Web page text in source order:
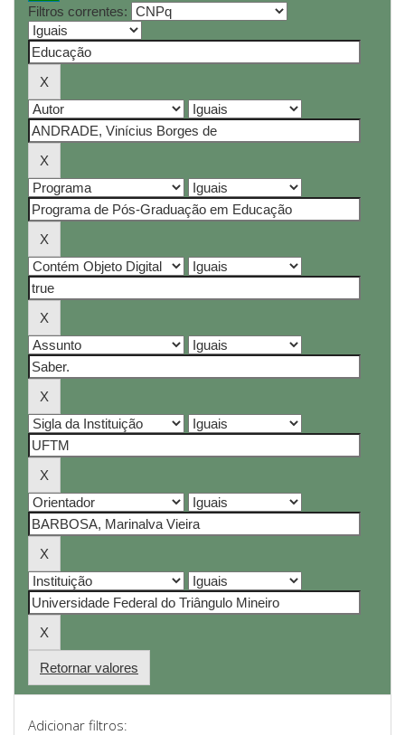
Filtros correntes:
Retornar valores
Adicionar filtros: